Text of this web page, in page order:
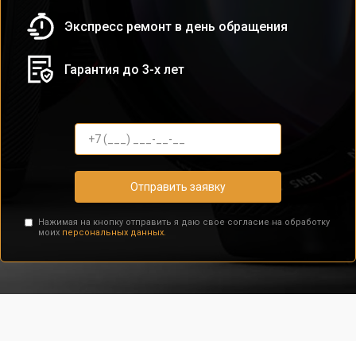
Экспресс ремонт в день обращения
Гарантия до 3-х лет
Отправить заявку
Нажимая на кнопку отправить я даю свое согласие на обработку
моих персональных данных.